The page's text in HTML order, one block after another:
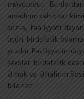
mövcuddur.
arvadının sahibkar kimi
sözlə, fəaliyyəti
üçün birdəfəlik
yoxdur. Fəaliyyətini
şəxslər birdəfəlik
Əmək və Əhalinin
bilərlər.